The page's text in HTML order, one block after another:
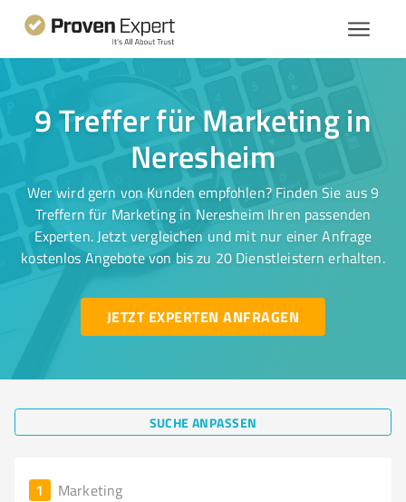
9 Treffer für Marketing in
Neresheim
Wer wird gern von Kunden empfohlen? Finden Sie aus 9
Treffern für Marketing in Neresheim Ihren passenden
Experten. Jetzt vergleichen und mit nur einer Anfrage
kostenlos Angebote von bis zu 20 Dienstleistern erhalten.
JETZT EXPERTEN ANFRAGEN
SUCHE ANPASSEN
1 Marketing